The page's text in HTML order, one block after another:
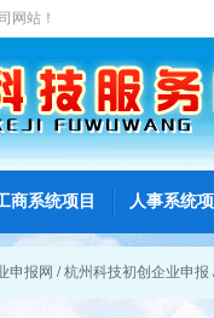
网站！
商系统项目 人事系统
申报网 /杭州科技初创企业申报